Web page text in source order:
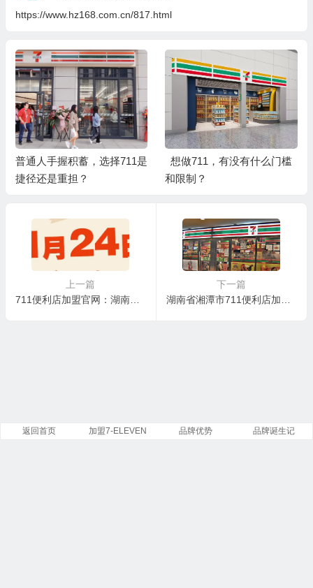
https://www.hz168.com.cn/817.html
普通人手握积蓄，选择711是
捷径还是重担？
想做711，有没有什么门槛
和限制？
上一篇
711便利店加盟官网：湖南省711便利店加盟说明会看这里！
下一篇
返回首页 加盟7-ELEVEN 品牌优势 品牌诞生记